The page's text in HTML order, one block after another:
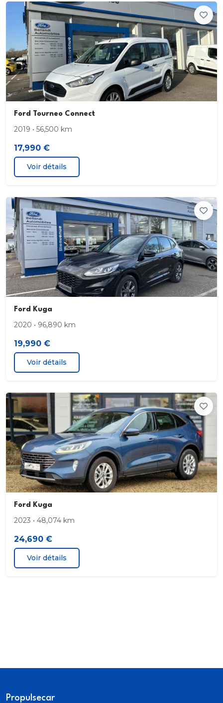
Console centrale avec accoudoir avec 2 prises USB
Contours de vitres noirs
Correcteur electronique de trajectoire (ESP) avec
optimisation du freinage electronique
Desactivation de l'airbag passager
Deverrouillage electrique du hayon
Disques de frein AR
Double sortie d'echappement ST-Line
E-shifter (le selecteur de vitesses rotatif
Eclairage compartiment coffre
Eclairage d'ambiance interieur
Environnement noir
Feux de jour AV et AR a LED
FordPass Connect avec modem embarque 4 et
Frein de stationnement electrique
Grille de calandre ST-Line
pneus 225/60 R18
Kit Carrosserie ST-Line
Kit de reparation des pneumatiques
Logo ST-Line sur les ailes gauche et droite
Peinture non metallisee Bleu Abysse
Phares antibrouillard AV LED
Phares halogenes
Plancher de coffre ajustable
electriques
chauffants et rabattables avec eclairage
Ford Tourneo Connect
2019 • 56,500 km
17,990 €
Voir détails
Ford Kuga
2020 • 96,890 km
19,990 €
Voir détails
Ford Kuga
2023 • 48,074 km
24,690 €
Voir détails
Propulsecar